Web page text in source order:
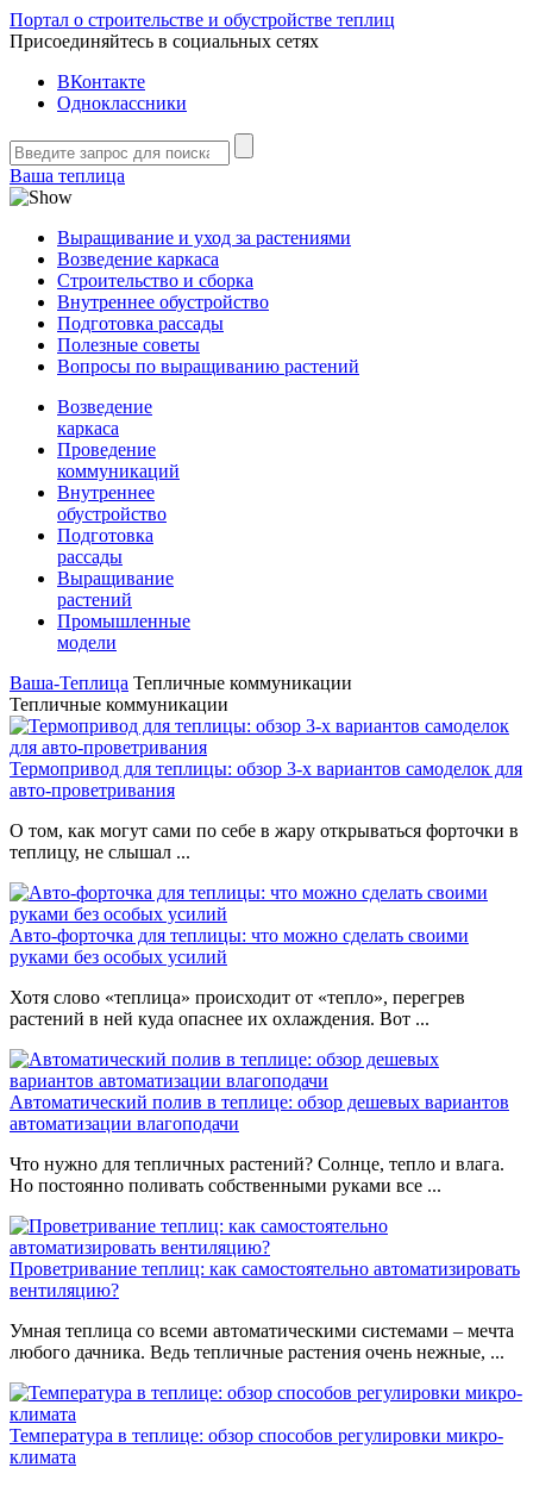
Портал о строительстве и обустройстве теплиц
Присоединяйтесь в социальных сетях
ВКонтакте
Одноклассники
Ваша теплица
Выращивание и уход за растениями
Возведение каркаса
Строительство и сборка
Внутреннее обустройство
Подготовка рассады
Полезные советы
Вопросы по выращиванию растений
Возведение
каркаса
Проведение
коммуникаций
Внутреннее
обустройство
Подготовка
рассады
Выращивание
растений
Промышленные
модели
Ваша-Теплица Тепличные коммуникации
Тепличные коммуникации
Термопривод для теплицы: обзор 3-х вариантов самоделок для
авто-проветривания
О том, как могут сами по себе в жару открываться форточки в
теплицу, не слышал ...
Авто-форточка для теплицы: что можно сделать своими
руками без особых усилий
Хотя слово «теплица» происходит от «тепло», перегрев
растений в ней куда опаснее их охлаждения. Вот ...
Автоматический полив в теплице: обзор дешевых вариантов
автоматизации влагоподачи
Что нужно для тепличных растений? Солнце, тепло и влага.
Но постоянно поливать собственными руками все ...
Проветривание теплиц: как самостоятельно автоматизировать
вентиляцию?
Умная теплица со всеми автоматическими системами – мечта
любого дачника. Ведь тепличные растения очень нежные, ...
Температура в теплице: обзор способов регулировки микро-
климата